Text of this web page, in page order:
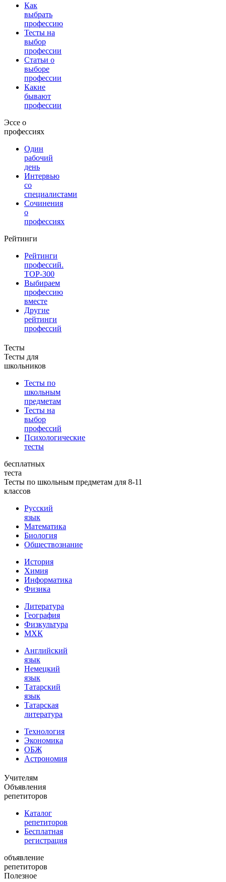
Как
выбрать
профессию
Тесты на
выбор
профессии
Статьи о
выборе
профессии
Какие
бывают
профессии
Эссе о
профессиях
Один
рабочий
день
Интервью
со
специалистами
Сочинения
о
профессиях
Рейтинги
Рейтинги
профессий.
TOP-300
Выбираем
профессию
вместе
Другие
рейтинги
профессий
Тесты
Тесты для
школьников
Тесты по
школьным
предметам
Тесты на
выбор
профессий
Психологические
тесты
бесплатных
теста
Тесты по школьным предметам для 8-11
классов
Русский
язык
Математика
Биология
Обществознание
История
Химия
Информатика
Физика
Литература
География
Физкультура
МХК
Английский
язык
Немецкий
язык
Татарский
язык
Татарская
литература
Технология
Экономика
ОБЖ
Астрономия
Учителям
Объявления
репетиторов
Каталог
репетиторов
Бесплатная
регистрация
объявление
репетиторов
Полезное